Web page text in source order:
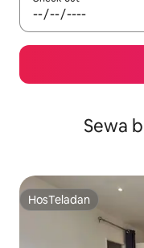
Sewa
HosTeladan
HosTeladan